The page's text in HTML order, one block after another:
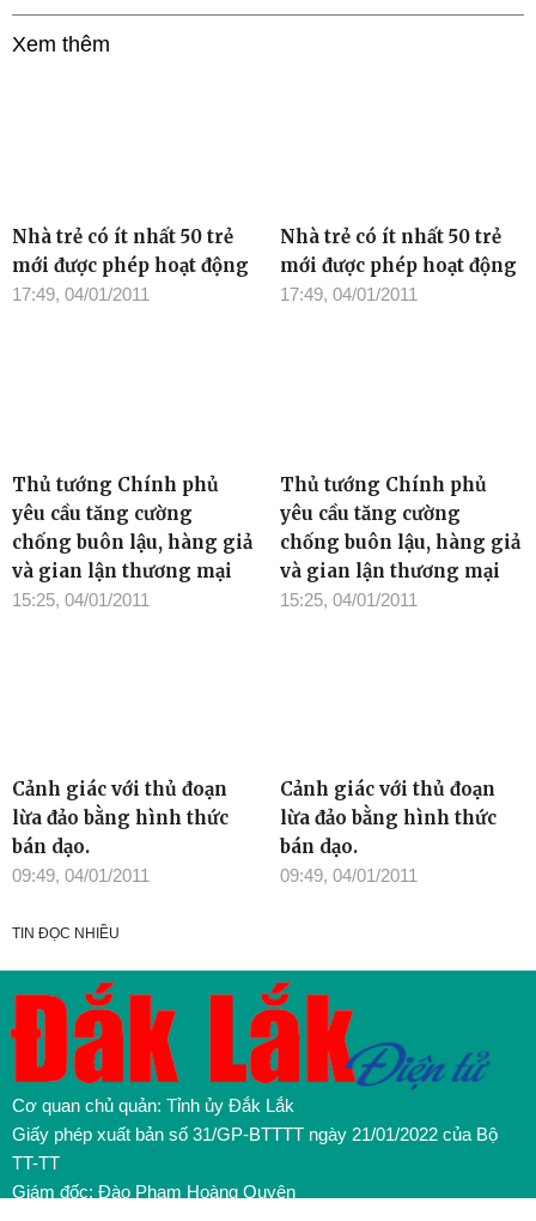
Xem thêm
Nhà trẻ có ít nhất 50 trẻ
mới được phép hoạt động
17:49, 04/01/2011
Nhà trẻ có ít nhất 50 trẻ
mới được phép hoạt động
17:49, 04/01/2011
Thủ tướng Chính phủ
yêu cầu tăng cường
chống buôn lậu, hàng giả
và gian lận thương mại
15:25, 04/01/2011
Thủ tướng Chính phủ
yêu cầu tăng cường
chống buôn lậu, hàng giả
và gian lận thương mại
15:25, 04/01/2011
Cảnh giác với thủ đoạn
lừa đảo bằng hình thức
bán dạo.
09:49, 04/01/2011
Cảnh giác với thủ đoạn
lừa đảo bằng hình thức
bán dạo.
09:49, 04/01/2011
TIN ĐỌC NHIỀU
Cơ quan chủ quản: Tỉnh ủy Đắk Lắk
Giấy phép xuất bản số 31/GP-BTTTT ngày 21/01/2022 của Bộ
TT-TT
Giám đốc: Đào Phạm Hoàng Quyên